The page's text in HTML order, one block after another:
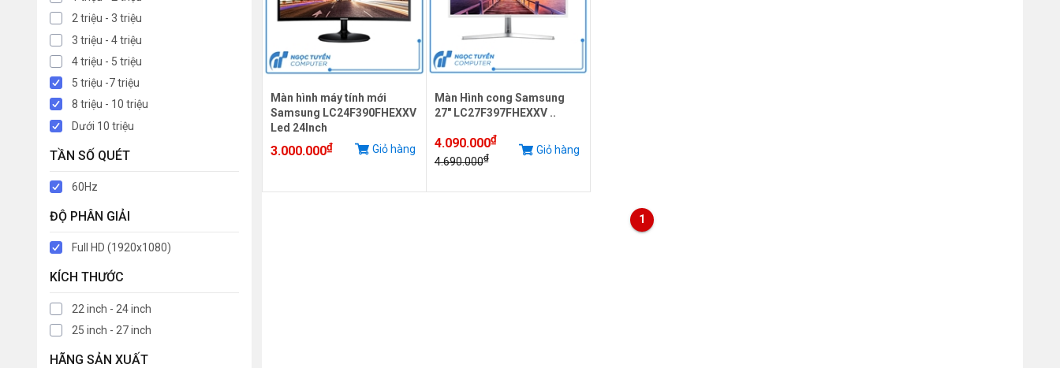
2 triệu - 3 triệu
3 triệu - 4 triệu
4 triệu - 5 triệu
5 triệu -7 triệu
8 triệu - 10 triệu
Dưới 10 triệu
TẦN SỐ QUÉT
60Hz
ĐỘ PHÂN GIẢI
Full HD (1920x1080)
KÍCH THƯỚC
22 inch - 24 inch
25 inch - 27 inch
HÃNG SẢN XUẤT
Màn hình máy tính mới
Samsung LC24F390FHEXXV
Led 24Inch
3.000.000₫ Giỏ hàng
Màn Hình cong Samsung
27" LC27F397FHEXXV ..
4.090.000₫
4.690.000₫
Giỏ hàng
1